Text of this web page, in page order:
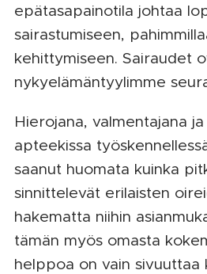
epätasapainotila johtaa
sairastumiseen,
kehittymiseen. Sairaudet
nykyelämäntyylimme
Hierojana, valmentajana
apteekissa
saanut huomata kuinka
sinnittelevät erilaisten
hakematta niihin
tämän myös omasta
helppoa on vain sivuuttaa